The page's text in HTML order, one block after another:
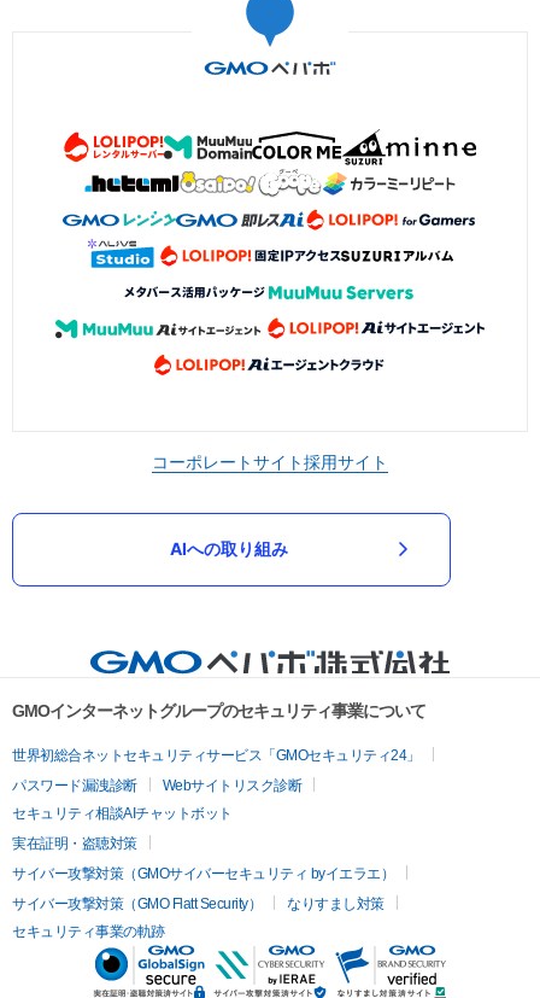
コーポレートサイト採用サイト
AIへの取り組み
GMOインターネットグループのセキュリティ事業について
世界初総合ネットセキュリティサービス「GMOセキュリティ24」
パスワード漏洩診断
Webサイトリスク診断
セキュリティ相談AIチャットボット
実在証明・盗聴対策
サイバー攻撃対策（GMOサイバーセキュリティ byイエラエ）
サイバー攻撃対策（GMO Flatt Security）
なりすまし対策
セキュリティ事業の軌跡